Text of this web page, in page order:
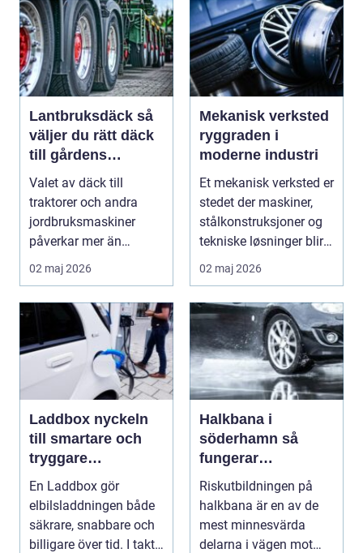
Lantbruksdäck så
väljer du rätt däck
till gårdens
maskiner
Valet av däck till
traktorer och andra
jordbruksmaskiner
påverkar mer än
många tror. Rätt däck
ger b...
02 maj 2026
Mekanisk verksted
ryggraden i
moderne industri
Et mekanisk verksted er
stedet der maskiner,
stålkonstruksjoner og
tekniske løsninger blir
holdt i g...
02 maj 2026
Laddbox nyckeln
till smartare och
tryggare
elbilsladdning
hemma
En Laddbox gör
elbilsladdningen både
säkrare, snabbare och
billigare över tid. I takt
Halkbana i
söderhamn så
fungerar
riskutbildningen
och därför spelar
den roll
Riskutbildningen på
halkbana är en av de
mest minnesvärda
delarna i vägen mot